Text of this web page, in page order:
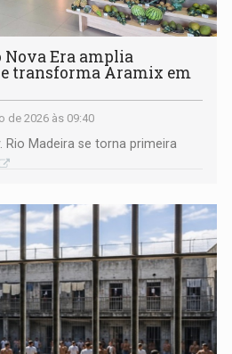
Nova Era amplia
e transforma Aramix em
de 2026 às 09:40
Rio Madeira se torna primeira